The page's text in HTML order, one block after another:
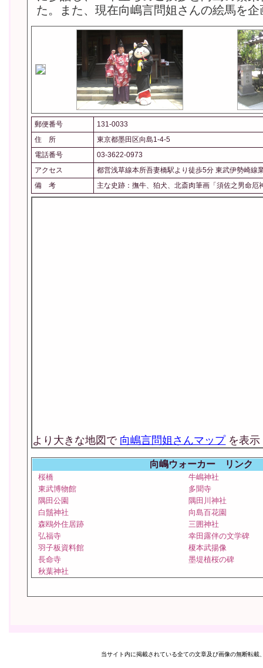
た。また、現在向嶋言問姐さんの絵馬を
郵便番号
131-0033
住 所
東京都墨田区向島1-4-5
電話番号
03-3622-0973
アクセス
都営浅草線本所吾妻橋駅より徒歩5分 東武伊勢崎線
備 考
主な史跡：撫牛、狛犬、北斎肉筆画「須佐之男命厄
より大きな地図で 向嶋言問姐さんマップを表示
向嶋ウォーカー リンク
桜橋
牛嶋神社
東武博物館
多聞寺
隅田公園
隅田川神社
白鬚神社
向島百花園
森鴎外住居跡
三囲神社
弘福寺
幸田露伴の文学碑
羽子板資料館
榎本武揚像
長命寺
墨堤植桜の碑
秋葉神社
当サイト内に掲載されている全ての文章及び画像の無断転